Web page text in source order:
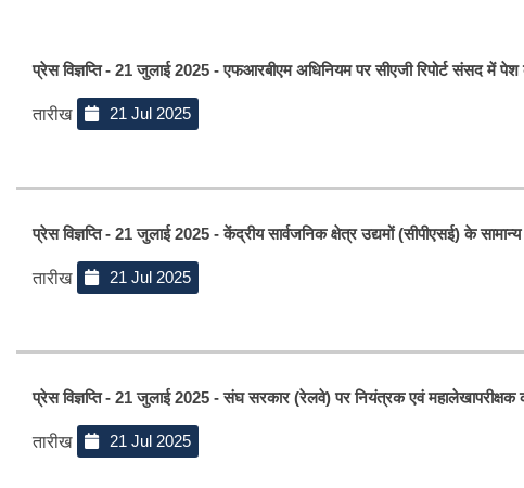
प्रेस विज्ञप्ति - 21 जुलाई 2025 - एफआरबीएम अधिनियम पर सीएजी रिपोर्ट संसद में पेश
तारीख 21 Jul 2025
प्रेस विज्ञप्ति - 21 जुलाई 2025 - केंद्रीय सार्वजनिक क्षेत्र उद्यमों (सीपीएसई) के
तारीख 21 Jul 2025
प्रेस विज्ञप्ति - 21 जुलाई 2025 - संघ सरकार (रेलवे) पर नियंत्रक एवं
तारीख 21 Jul 2025